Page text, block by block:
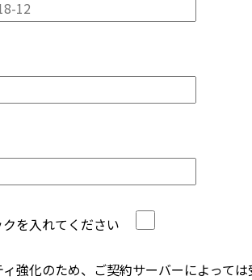
を入れてください
強化のため、ご契約サーバーによって